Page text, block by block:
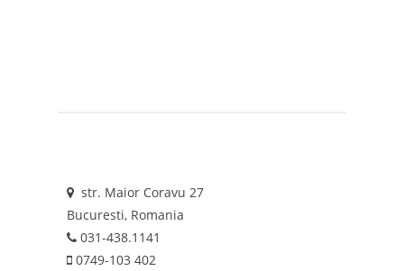
str. Maior Coravu 27
Bucuresti, Romania
031-438.1141
0749-103 402